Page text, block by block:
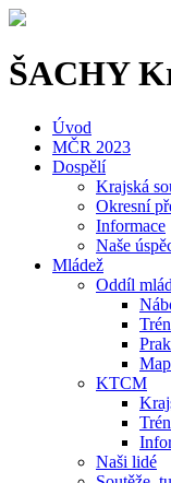
ŠACHY
Úvod
MČR 2023
Dospělí
Krajská
Okresní
Informace
Naše
Mládež
Oddíl
KTCM
Naši lidé